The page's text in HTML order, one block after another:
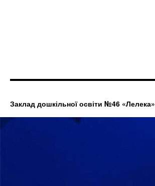
Заклад дошкільної освіти №46 «Лелека»